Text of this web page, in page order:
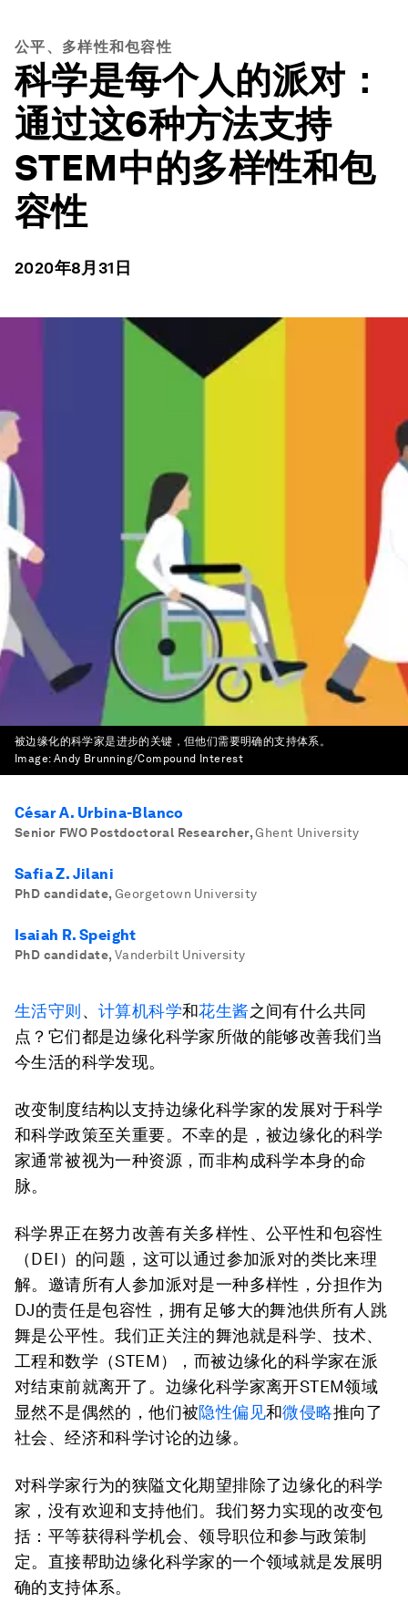
公平、多样性和包容性
科学是每个人的派对：
通过这6种方法支持
STEM中的多样性和包
容性
2020年8月31日
被边缘化的科学家是进步的关键，但他们需要明确的支持体系。
Image: Andy Brunning/Compound Interest
César A. Urbina-Blanco
Senior FWO Postdoctoral Researcher, Ghent University
Safia Z. Jilani
PhD candidate, Georgetown University
Isaiah R. Speight
PhD candidate, Vanderbilt University
生活守则 、计算机科学和花生酱之间有什么共同
点？它们都是边缘化科学家所做的能够改善我们当
今生活的科学发现。
改变制度结构以支持边缘化科学家的发展对于科学
和科学政策至关重要。不幸的是，被边缘化的科学
家通常被视为一种资源，而非构成科学本身的命
脉。
科学界正在努力改善有关多样性、公平性和包容性
（DEI）的问题，这可以通过参加派对的类比来理
解。邀请所有人参加派对是一种多样性，分担作为
DJ的责任是包容性，拥有足够大的舞池供所有人跳
舞是公平性。我们正关注的舞池就是科学、技术、
工程和数学（STEM），而被边缘化的科学家在派
对结束前就离开了。边缘化科学家离开STEM领域
显然不是偶然的，他们被隐性偏见和微侵略推向了
社会、经济和科学讨论的边缘。
对科学家行为的狭隘文化期望排除了边缘化的科学
家，没有欢迎和支持他们。我们努力实现的改变包
括：平等获得科学机会、领导职位和参与政策制
定。直接帮助边缘化科学家的一个领域就是发展明
确的支持体系。